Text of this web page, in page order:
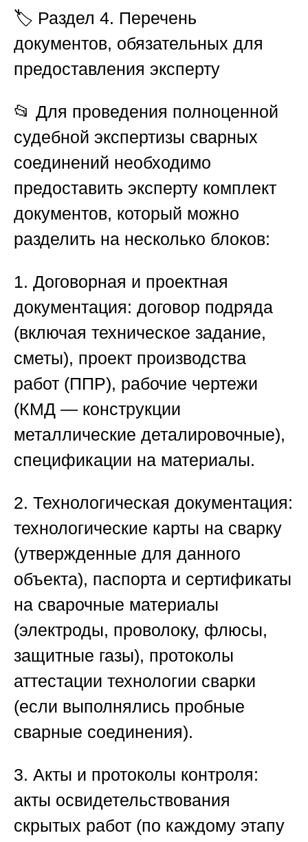
🏷️ Раздел 4. Перечень
документов, обязательных для
предоставления эксперту
📂 Для проведения полноценной
судебной экспертизы сварных
соединений необходимо
предоставить эксперту комплект
документов, который можно
разделить на несколько блоков:
1. Договорная и проектная
документация: договор подряда
(включая техническое задание,
сметы), проект производства
работ (ППР), рабочие чертежи
(КМД — конструкции
металлические деталировочные),
спецификации на материалы.
2. Технологическая документация:
технологические карты на сварку
(утвержденные для данного
объекта), паспорта и сертификаты
на сварочные материалы
(электроды, проволоку, флюсы,
защитные газы), протоколы
аттестации технологии сварки
(если выполнялись пробные
сварные соединения).
3. Акты и протоколы контроля:
акты освидетельствования
скрытых работ (по каждому этапу